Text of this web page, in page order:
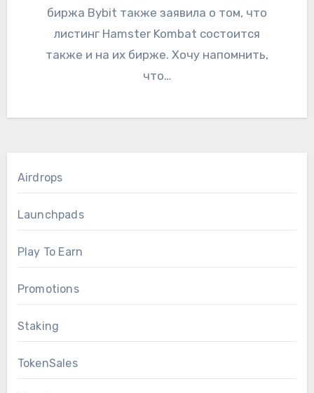
биржа Bybit также заявила о том, что
листинг Hamster Kombat состоится
также и на их бирже. Хочу напомнить,
что…
Airdrops
Launchpads
Play To Earn
Promotions
Staking
TokenSales